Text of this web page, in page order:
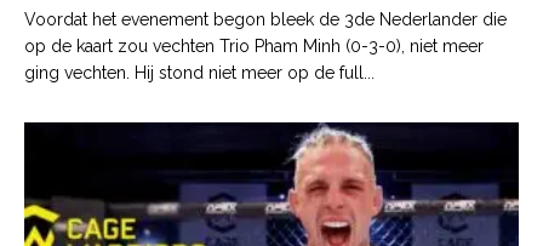
Voordat het evenement begon bleek de 3de Nederlander die
op de kaart zou vechten Trio Pham Minh (0-3-0), niet meer
ging vechten. Hij stond niet meer op de full...